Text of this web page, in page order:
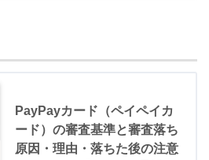
PayPayカード（ペイペイカ
ード）の審査基準と審査落ち
原因・理由・落ちた後の注意